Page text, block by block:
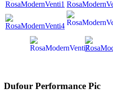
Dufour Performance Pic